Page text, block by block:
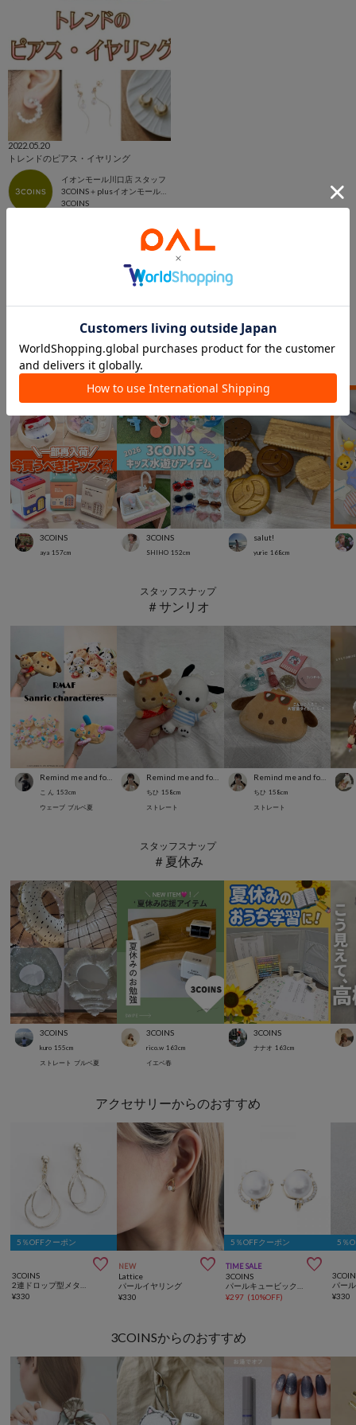
2022.05.20
トレンドのピアス・イヤリング
イオンモール川口店 スタッフ
3COINS＋plusイオンモール川口店
3COINS
このアイテムを見た人は
こんなアイテムも見ています
スタッフスナップ
3COINS
aya 157cm
3COINS
SHIHO 152cm
salut!
yurie 168cm
スタッフスナップ
＃サンリオ
こ ん 153cm
ウェーブ ブルベ夏
ちひ 158cm
ストレート
Remind me and forever
ちひ 158cm
ストレート
スタッフスナップ
＃夏休み
3COINS
kuro 155cm
ストレート ブルベ夏
3COINS
rico.w 163cm
イエベ春
3COINS
ナナオ 163cm
アクセサリーからのおすすめ
5％OFFクーポン

3COINS
¥330
NEW 
Lattice
パールイヤリング
¥330
5％OFFクーポン
TIME SALE 
3COINS
¥297 (10%OFF)
5％
¥330
3COINSからのおすすめ